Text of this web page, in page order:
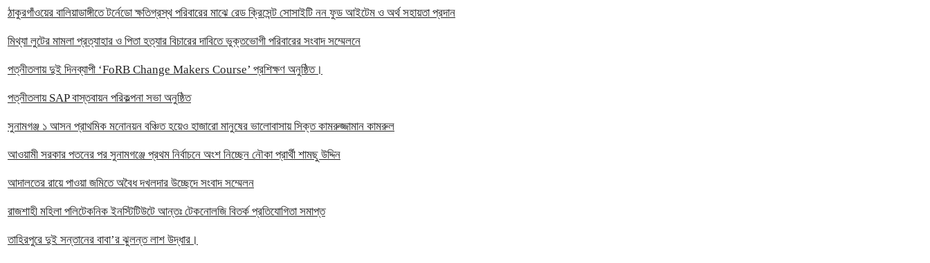
ঠাকুরগাঁওয়ের বালিয়াডাঙ্গীতে টর্নেডো ক্ষতিগ্রস্থ পরিবারের মাঝে রেড ক্রিসেন্ট সোসাইটি নন ফুড আইটেম ও অর্থ সহায়তা প্রদান
‎মিথ্যা লুটের মামলা প্রত্যাহার ও পিতা হত্যার বিচারের দাবিতে ভুক্তভোগী পরিবারের সংবাদ সম্মেলনে
পত্নীতলায় দুই দিনব্যাপী ‘FoRB Change Makers Course’ প্রশিক্ষণ অনুষ্ঠিত।
পত্নীতলায় SAP বাস্তবায়ন পরিকল্পনা সভা অনুষ্ঠিত
সুনামগঞ্জ ১ আসন প্রাথমিক মনোনয়ন বঞ্চিত হয়েও হাজারো মানুষের ভালোবাসায় সিক্ত কামরুজ্জামান কামরুল
‎আওয়ামী সরকার পতনের পর সুনামগঞ্জে প্রথম নির্বাচনে অংশ নিচ্ছেন নৌকা প্রার্থী শামছু উদ্দিন
আদালতের রায়ে পাওয়া জমিতে অবৈধ দখলদার উচ্ছেদে সংবাদ সম্মেলন
রাজশাহী মহিলা পলিটেকনিক ইনস্টিটিউটে আন্তঃ টেকনোলজি বিতর্ক প্রতিযোগিতা সমাপ্ত
তাহিরপুরে দুই সন্তানের বাবা’র ঝুলন্ত লাশ উদ্ধার।